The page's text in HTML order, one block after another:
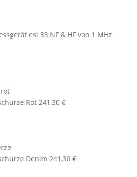
esi 33 NF & HF von 1 MHz
Rot 241,30 €
Denim 241,30 €